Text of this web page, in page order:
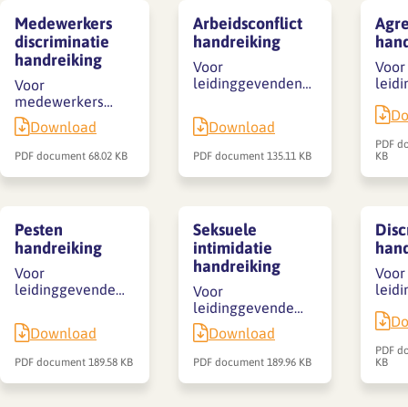
Medewerkers
discriminatie
handreiking
Voor
medewerkers…
Download
PDF document 68.02 KB
Arbeidsconflict
handreiking
Voor
leidinggevenden…
Download
PDF document 135.11 KB
Voor
PDF
KB
Pesten
handreiking
Voor
leidinggevende…
Download
PDF document 189.58 KB
Seksuele
intimidatie
handreiking
Voor
leidinggevende…
Download
PDF document 189.96 KB
Voor
PDF
KB